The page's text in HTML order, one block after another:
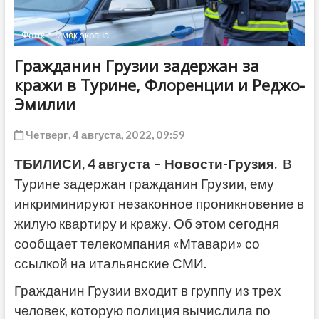
Фото: снимок экрана
Гражданин Грузии задержан за
кражи в Турине, Флоренции и Реджо-
Эмилии
Четверг, 4 августа, 2022, 09:59
ТБИЛИСИ, 4 августа – Новости-Грузия. В
Турине задержан гражданин Грузии, ему
инкриминируют незаконное проникновение в
жилую квартиру и кражу. Об этом сегодня
сообщает телекомпания «Мтавари» со
ссылкой на итальянские СМИ.
Гражданин Грузии входит в группу из трех
человек, которую полиция вычислила по